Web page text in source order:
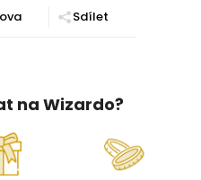
Sdílet
na Wizardo?